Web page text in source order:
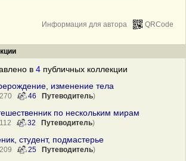
QRCode
Информация для автора
в 4 публичных коллекции
изменение тела
46 Путеводитель)
по нескольким мирам
32 Путеводитель)
студент, подмастерье
25 Путеводитель)